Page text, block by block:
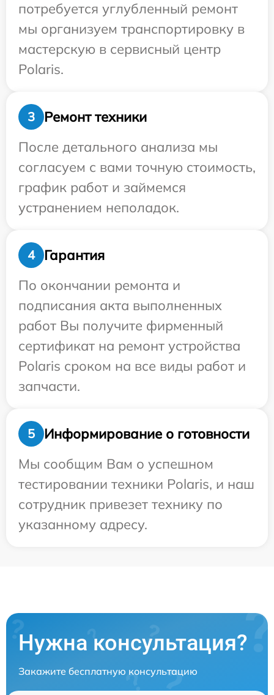
потребуется углубленный ремонт
мы организуем транспортировку в
мастерскую в сервисный центр
Polaris.
3
Ремонт техники
После детального анализа мы
согласуем с вами точную стоимость,
график работ и займемся
устранением неполадок.
4
Гарантия
По окончании ремонта и
подписания акта выполненных
работ Вы получите фирменный
сертификат на ремонт устройства
Polaris сроком на все виды работ и
запчасти.
5
Информирование о готовности
Мы сообщим Вам о успешном
тестировании техники Polaris, и наш
сотрудник привезет технику по
указанному адресу.
Нужна консультация?
Закажите бесплатную консультацию